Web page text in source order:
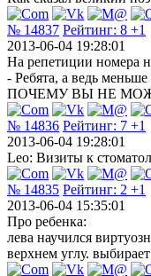
№ 14837 Рейтинг: 8 +1
2013-06-04 19:28:01
На репетиции номера
- Ребята, а ведь
ПОЧЕМУ ВЫ НЕ
№ 14836 Рейтинг: 7 +1
2013-06-04 19:28:01
Leo: Визиты к
№ 14835 Рейтинг: 2 +1
2013-06-04 15:35:01
Про ребенка:
лева научился
верхнем углу.